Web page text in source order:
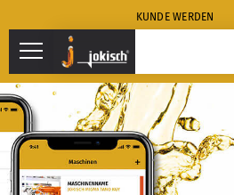
KUNDE WERDEN